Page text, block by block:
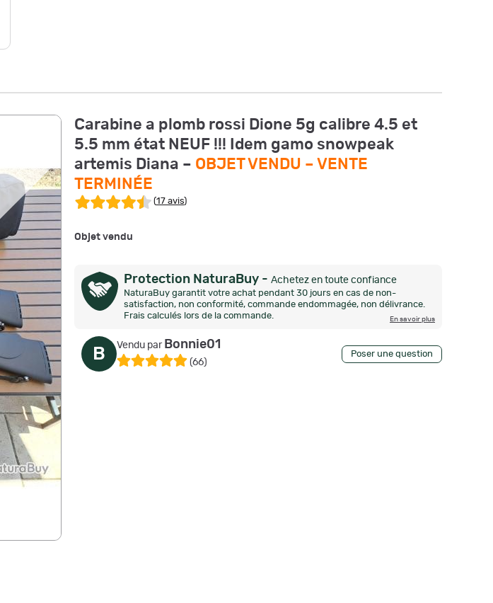
Carabine a plomb rossi Dione 5g calibre 4.5 et
5.5 mm état NEUF !!! Idem gamo snowpeak
artemis Diana – OBJET VENDU – VENTE
TERMINÉE
(17 avis)
Objet vendu
Protection NaturaBuy - Achetez en toute confiance
NaturaBuy garantit votre achat pendant 30 jours en cas de non-
satisfaction, non conformité, commande endommagée, non délivrance.
Frais calculés lors de la commande.
En savoir plus
B Vendu par Bonnie01
(66)
Poser une question